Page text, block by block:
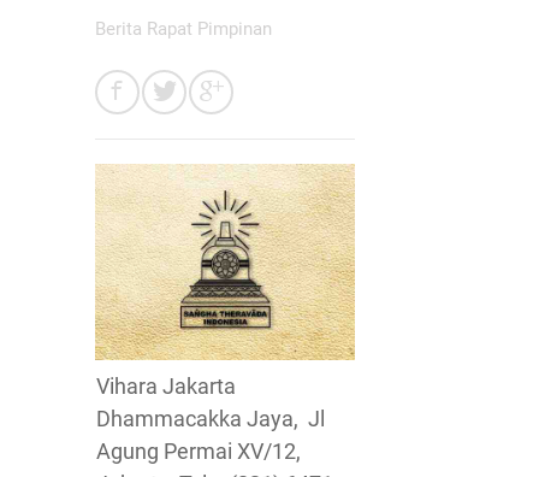
Berita Rapat Pimpinan
Vihara Jakarta
Dhammacakka Jaya, Jl
Agung Permai XV/12,